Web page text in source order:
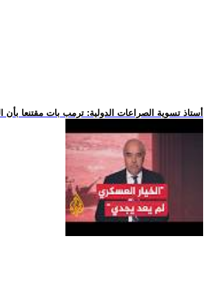
.. أستاذ تسوية الصراعات الدولية: ترمب بات مقتنعا بأن